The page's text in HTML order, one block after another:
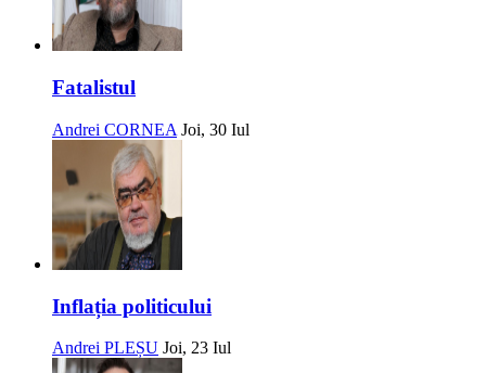
Fatalistul
Andrei CORNEA Joi, 30 Iul
Inflația politicului
Andrei PLEȘU Joi, 23 Iul